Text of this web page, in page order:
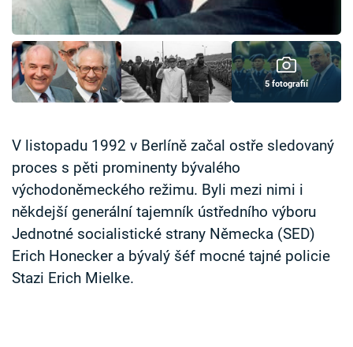
Přihlášení
5 fotografií
V listopadu 1992 v Berlíně začal ostře sledovaný
proces s pěti prominenty bývalého
východoněmeckého režimu. Byli mezi nimi i
někdejší generální tajemník ústředního výboru
Jednotné socialistické strany Německa (SED)
Erich Honecker a bývalý šéf mocné tajné policie
Stazi Erich Mielke.